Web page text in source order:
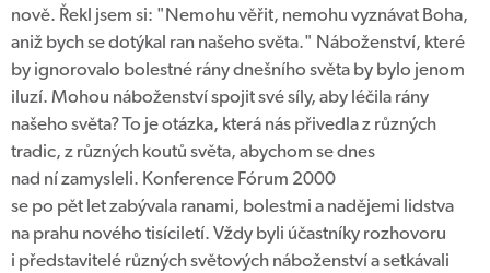
nově. Řekl jsem si: "Nemohu věřit, nemohu vyznávat Boha,
aniž bych se dotýkal ran našeho světa." Náboženství, které
by ignorovalo bolestné rány dnešního světa by bylo jenom
iluzí. Mohou náboženství spojit své síly, aby léčila rány
našeho světa? To je otázka, která nás přivedla z různých
tradic, z různých koutů světa, abychom se dnes
nad ní zamysleli. Konference Fórum 2000
se po pět let zabývala ranami, bolestmi a nadějemi lidstva
na prahu nového tisíciletí. Vždy byli účastníky rozhovoru
i představitelé různých světových náboženství a setkávali